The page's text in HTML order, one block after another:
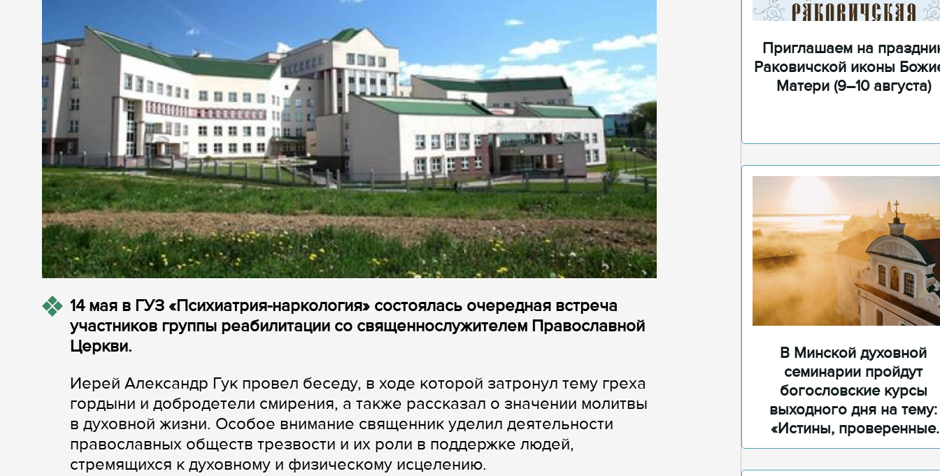
14 мая в ГУЗ «Психиатрия-наркология» состоялась очередная встреча
участников группы реабилитации со священнослужителем Православной
Церкви.
Иерей Александр Гук провел беседу, в ходе которой затронул тему греха
гордыни и добродетели смирения, а также рассказал о значении молитвы
в духовной жизни. Особое внимание священник уделил деятельности
православных обществ трезвости и их роли в поддержке людей,
стремящихся к духовному и физическому исцелению.
Приглашаем на
Раковичской иконы
Матери (9–10 августа)
В Минской духовной
семинарии пройдут
богословские курсы
выходного дня на тему:
«Истины, проверенные
временем»